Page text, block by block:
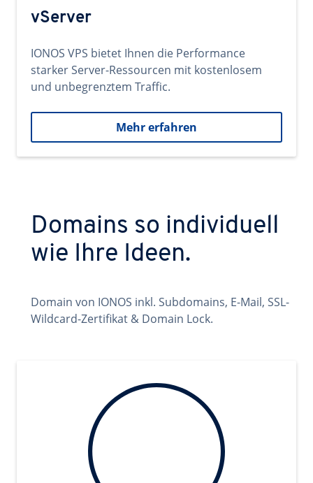
vServer
IONOS VPS bietet Ihnen die Performance
starker Server-Ressourcen mit kostenlosem
und unbegrenztem Traffic.
Mehr erfahren
Domains so individuell
wie Ihre Ideen.
Domain von IONOS inkl. Subdomains, E-Mail, SSL-
Wildcard-Zertifikat & Domain Lock.